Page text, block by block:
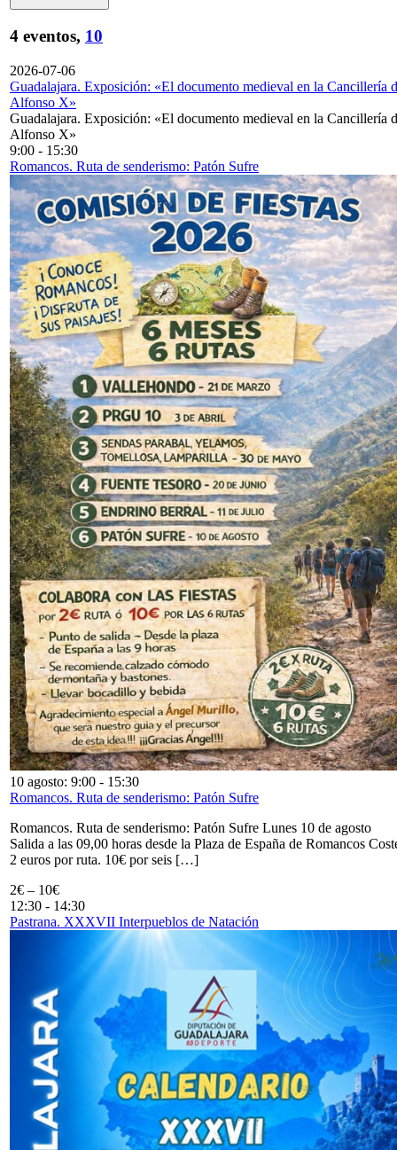
4 eventos, 10
2026-07-06
Guadalajara. Exposición: «El documento medieval en la Cancillería
Alfonso X»
Guadalajara. Exposición: «El documento medieval en la Cancillería
Alfonso X»
9:00 - 15:30
Romancos. Ruta de senderismo: Patón Sufre
10 agosto: 9:00 - 15:30
Romancos. Ruta de senderismo: Patón Sufre
Romancos. Ruta de senderismo: Patón Sufre Lunes 10 de agosto
Salida a las 09,00 horas desde la Plaza de España de Romancos
2 euros por ruta. 10€ por seis […]
2€ – 10€
12:30 - 14:30
Pastrana. XXXVII Interpueblos de Natación